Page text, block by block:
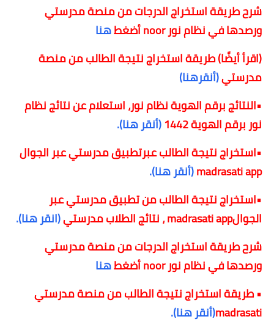
شرح طريقة استخراج الدرجات من منصة مدرستي
ورصدها في نظام نور noor أضغط
هنا
(اقرأ أيضًا) طريقة استخراج نتيجة الطالب من منصة
مدرستي(أنقرهنا)
•النتائج برقم الهوية نظام نور، استعلام عن نتائج نظام
نور برقم الهوية 1442
(أنقر هنا).
•استخراج نتيجة الطالب عبرتطبيق مدرستي عبر الجوال
madrasati app(أنقر هنا).
•استخراج نتيجة الطالب من تطبيق مدرستي عبر
الجوالmadrasati app، نتائج الطلاب مدرستي(انقر هنا).
شرح طريقة استخراج الدرجات من منصة مدرستي
ورصدها في نظام نور noor أضغط
هنا
• طريقة استخراج نتيجة الطالب من منصة مدرستي
madrasati(أنقر هنا).